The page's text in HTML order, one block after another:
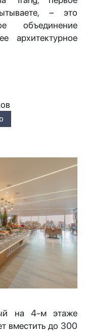
– это
объединение
архитектурное
на 4-м этаже
вместить до 300